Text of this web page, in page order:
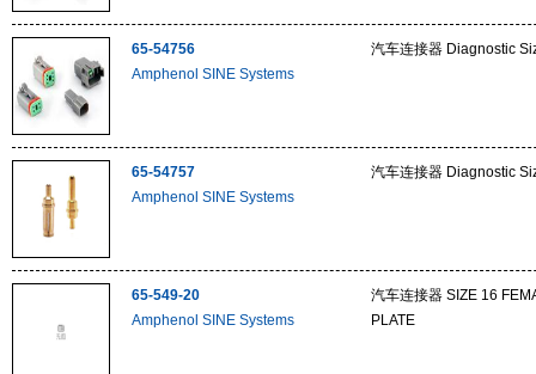
65-54756
Amphenol SINE Systems
汽车连接器 Diagnostic
65-54757
Amphenol SINE Systems
汽车连接器 Diagnostic
65-549-20
Amphenol SINE Systems
汽车连接器 SIZE 16
PLATE